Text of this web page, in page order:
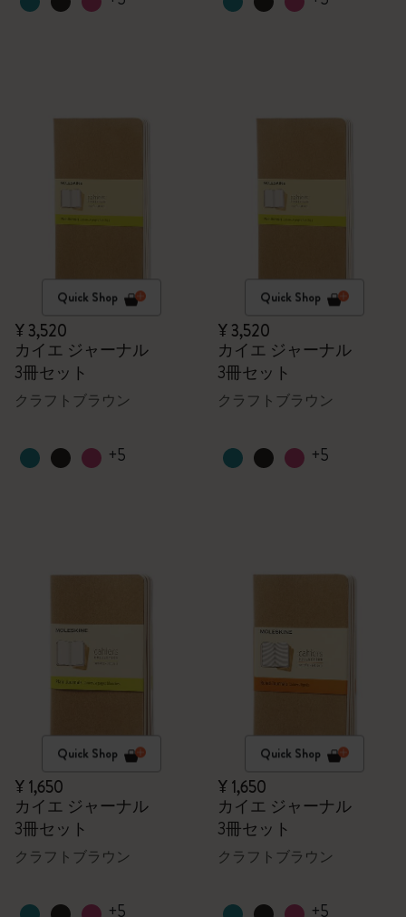
Quick Shop
¥ 3,520
カイエ ジャーナル
3冊セット
クラフトブラウン
+5
Quick Shop
¥ 3,520
カイエ ジャーナル
3冊セット
クラフトブラウン
+5
Quick Shop
¥ 1,650
カイエ ジャーナル
3冊セット
クラフトブラウン
+5
Quick Shop
¥ 1,650
カイエ ジャーナル
3冊セット
クラフトブラウン
+5